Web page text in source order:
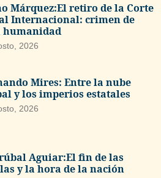
Márquez:El retiro de la Corte
Internacional: crimen de
humanidad
2026
Mires: Entre la nube
y los imperios estatales
2026
Aguiar:El fin de las
y la hora de la nación